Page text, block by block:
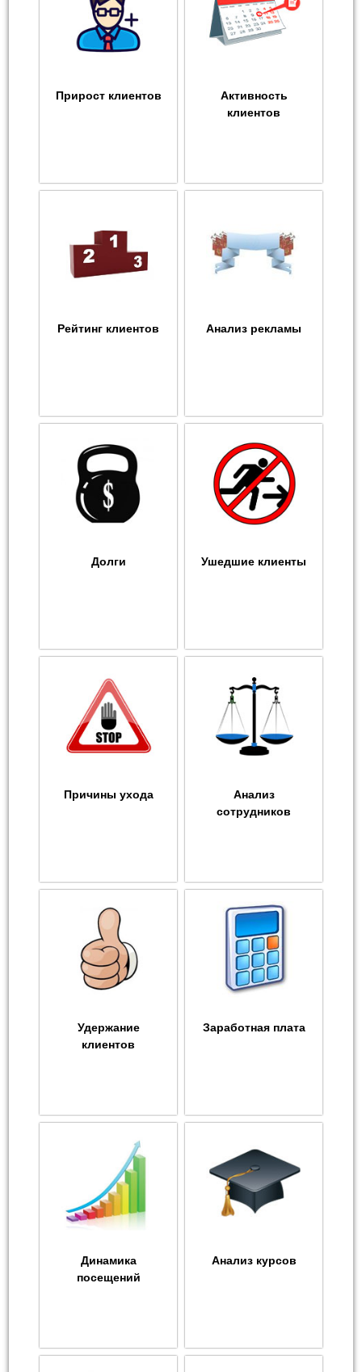
Прирост клиентов
Активность
клиентов
Рейтинг клиентов Анализ рекламы
Долги Ушедшие клиенты
Причины ухода
Анализ
сотрудников
Удержание
клиентов
Заработная плата
Динамика
посещений
Анализ курсов